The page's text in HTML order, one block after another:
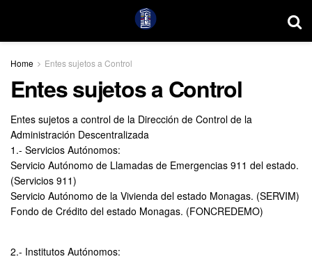
Home Entes sujetos a Control
Entes sujetos a Control
Entes sujetos a control de la Dirección de Control de la
Administración Descentralizada
1.- Servicios Autónomos:
Servicio Autónomo de Llamadas de Emergencias 911 del estado.
(Servicios 911)
Servicio Autónomo de la Vivienda del estado Monagas. (SERVIM)
Fondo de Crédito del estado Monagas. (FONCREDEMO)
2.- Institutos Autónomos: